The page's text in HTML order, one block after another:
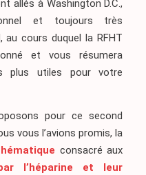
allés à Washington D.C.,
et toujours très
au cours duquel la RFHT
et vous résumera
plus utiles pour votre
pour ce second
vous l’avions promis, la
consacré aux
l’héparine et leur